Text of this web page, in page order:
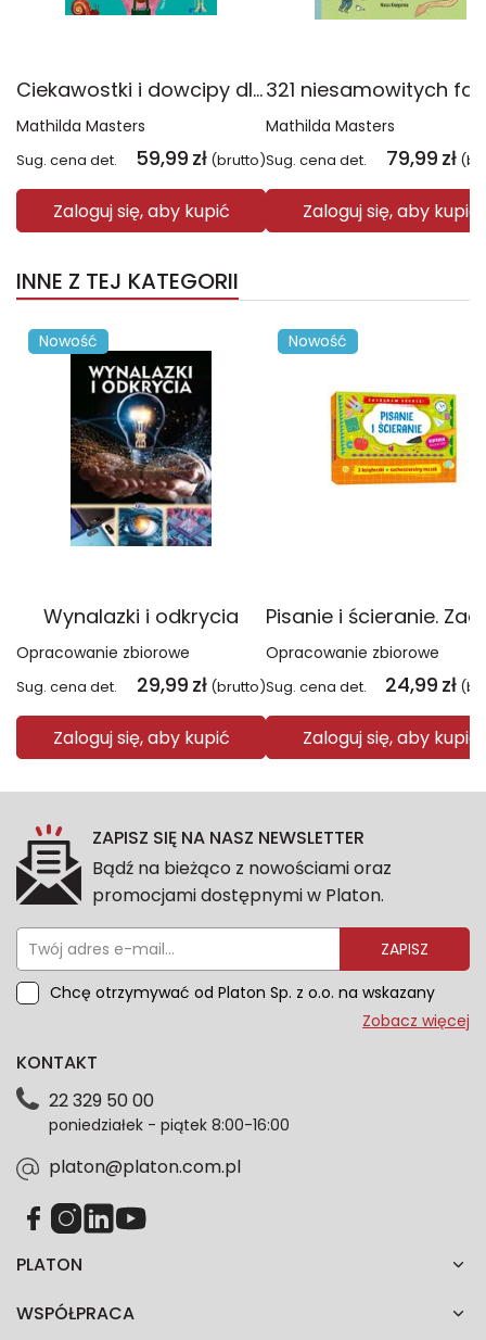
Ciekawostki i dowcipy dla supermózgów
Mathilda Masters
Sug. cena det. 59,99 zł (brutto)
Zaloguj się, aby kupić
Mathilda Masters
Sug. cena det. 79,99 zł
Zaloguj się, aby kupić
INNE Z TEJ KATEGORII
Nowość
Wynalazki i odkrycia
Opracowanie zbiorowe
Sug. cena det. 29,99 zł (brutto)
Zaloguj się, aby kupić
Nowość
Opracowanie zbiorowe
Sug. cena det. 24,99 zł
Zaloguj się, aby kupić
ZAPISZ SIĘ NA NASZ NEWSLETTER
Bądź na bieżąco z nowościami oraz
promocjami dostępnymi w Platon.
ZAPISZ
Chcę otrzymywać od Platon Sp. z o.o. na wskazany
przeze mnie adres e-mail informacje marketingowe
dotyczące danych osobowych znajdziesz w naszej
każdym czasie. Wycofanie zgody nie wpłynie na
zgodność z prawem przetwarzania dokonanego przed
Zobacz więcej
PLATON
WSPÓŁPRACA
KONTAKT
22 329 50 00
poniedziałek - piątek 8:00-16:00
platon@platon.com.pl